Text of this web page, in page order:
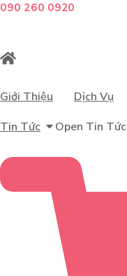
090 260 0920
Giới Thiệu Dịch Vụ
Tin Tức
Open Tin Tức